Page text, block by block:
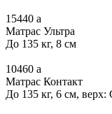
15440 a
Матрас Ультра
До 135 кг, 8 см
10460 a
Матрас Контакт
До 135 кг, 6 см,